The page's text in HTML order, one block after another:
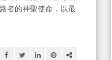
者的神聖使命，以最